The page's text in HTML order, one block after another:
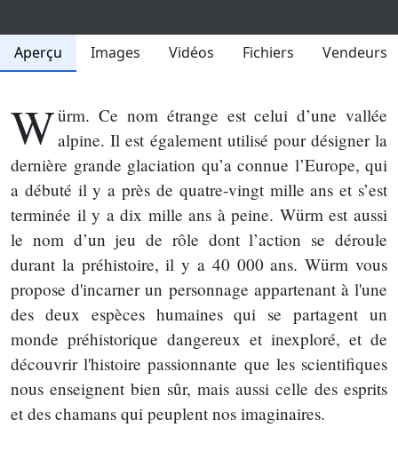
Aperçu Images Vidéos Fichiers Vendeurs
Würm. Ce nom étrange est celui d’une vallée
alpine. Il est également utilisé pour désigner la
dernière grande glaciation qu’a connue l’Europe, qui
a débuté il y a près de quatre-vingt mille ans et s’est
terminée il y a dix mille ans à peine. Würm est aussi
le nom d’un jeu de rôle dont l’action se déroule
durant la préhistoire, il y a 40 000 ans. Würm vous
propose d'incarner un personnage appartenant à l'une
des deux espèces humaines qui se partagent un
monde préhistorique dangereux et inexploré, et de
découvrir l'histoire passionnante que les scientifiques
nous enseignent bien sûr, mais aussi celle des esprits
et des chamans qui peuplent nos imaginaires.